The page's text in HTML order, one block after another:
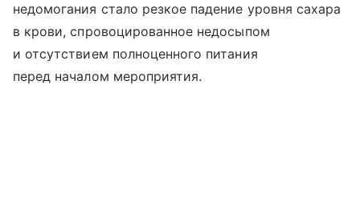
недомогания стало резкое падение уровня сахара
в крови, спровоцированное недосыпом
и отсутствием полноценного питания
перед началом мероприятия.